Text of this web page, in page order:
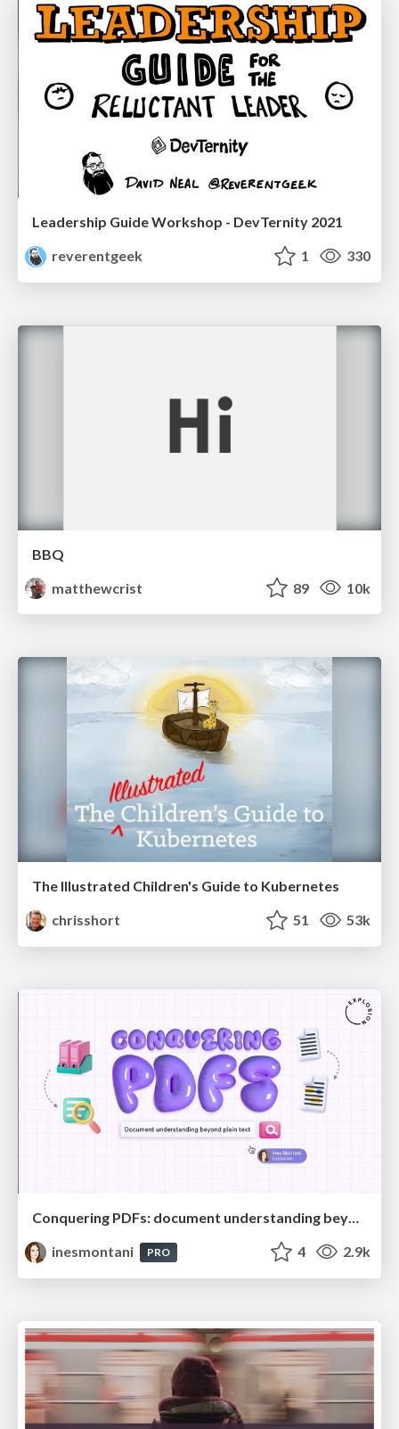
Leadership Guide Workshop - DevTernity 2021
reverentgeek
1 330
BBQ
matthewcrist
89 10k
The Illustrated Children's Guide to Kubernetes
chrisshort
51 53k
Conquering PDFs: document understanding beyond plain text
inesmontani
PRO 4 2.9k